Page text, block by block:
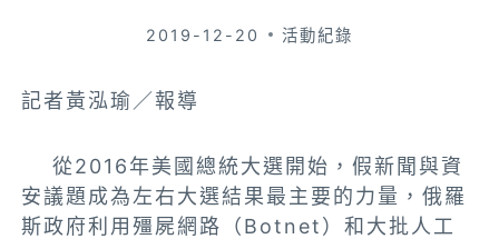
2019-12-20 活動紀錄
記者黃泓瑜／報導
從2016年美國總統大選開始，假新聞與資
安議題成為左右大選結果最主要的力量，俄羅
斯政府利用殭屍網路（Botnet）和大批人工